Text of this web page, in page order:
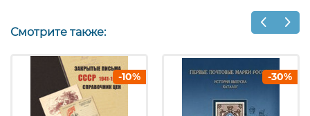
Смотрите также:
-10% -30%